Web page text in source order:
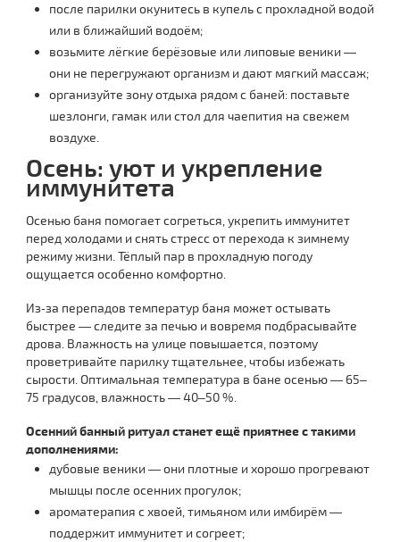
после парилки окунитесь в купель с прохладной водой
или в ближайший водоём;
возьмите лёгкие берёзовые или липовые веники —
они не перегружают организм и дают мягкий массаж;
организуйте зону отдыха рядом с баней: поставьте
шезлонги, гамак или стол для чаепития на свежем
воздухе.
Осень: уют и укрепление
иммунитета
Осенью баня помогает согреться, укрепить иммунитет
перед холодами и снять стресс от перехода к зимнему
режиму жизни. Тёплый пар в прохладную погоду
ощущается особенно комфортно.
Из‑за перепадов температур баня может остывать
быстрее — следите за печью и вовремя подбрасывайте
дрова. Влажность на улице повышается, поэтому
проветривайте парилку тщательнее, чтобы избежать
сырости. Оптимальная температура в бане осенью — 65–
75 градусов, влажность — 40–50 %.
Осенний банный ритуал станет ещё приятнее с такими
дополнениями:
дубовые веники — они плотные и хорошо прогревают
мышцы после осенних прогулок;
ароматерапия с хвоей, тимьяном или имбирём —
поддержит иммунитет и согреет;